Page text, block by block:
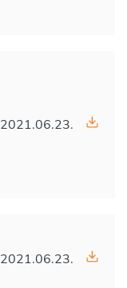
2021.06.23.
2021.06.23.